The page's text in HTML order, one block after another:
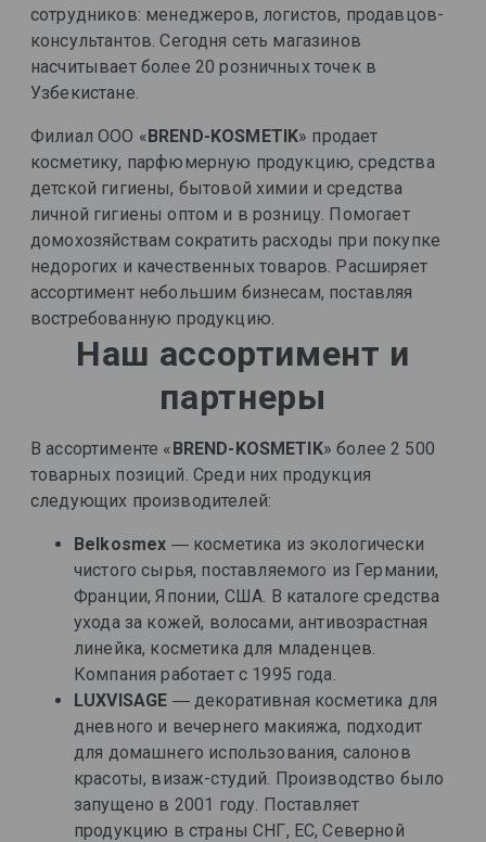
сотрудников: менеджеров, логистов, продавцов-
консультантов.Сегодня сеть магазинов
насчитывает более 20 розничных точек в
Узбекистане.
Филиал ООО «BREND-KOSMETIK» продает
косметику, парфюмерную продукцию, средства
детской гигиены, бытовой химии и средства
личной гигиены оптом и в розницу. Помогает
домохозяйствам сократить расходы при покупке
недорогих и качественных товаров. Расширяет
ассортимент небольшим бизнесам, поставляя
востребованную продукцию.
Наш ассортимент и
партнеры
В ассортименте «BREND-KOSMETIK» более 2 500
товарных позиций. Среди них продукция
следующих производителей:
Belkosmex ― косметика из экологически
чистого сырья, поставляемого из Германии,
Франции, Японии, США. В каталоге средства
ухода за кожей, волосами, антивозрастная
линейка, косметика для младенцев.
Компания работает с 1995 года.
LUXVISAGE ― декоративная косметика для
дневного и вечернего макияжа, подходит
для домашнего использования, салонов
красоты, визаж-студий. Производство было
запущено в 2001 году. Поставляет
продукцию в страны СНГ, ЕС, Северной